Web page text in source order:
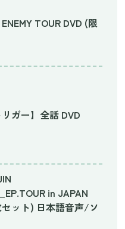
TOUR DVD (限
ガー】全話 DVD
in JAPAN
セット) 日本語音声/ソ